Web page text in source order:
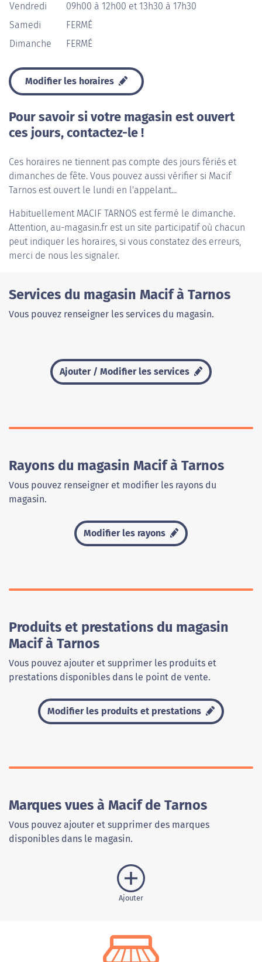
Vendredi
09h00 à 12h00 et 13h30 à 17h30
Samedi
FERMÉ
Dimanche
FERMÉ
Modifier les horaires
Pour savoir si votre magasin est ouvert
ces jours, contactez-le !
Ces horaires ne tiennent pas compte des jours fériés et
dimanches de fête. Vous pouvez aussi vérifier si Macif
Tarnos est ouvert le lundi en l'appelant...
Habituellement MACIF TARNOS est fermé le dimanche.
Attention, au-magasin.fr est un site participatif où chacun
peut indiquer les horaires, si vous constatez des erreurs,
merci de nous les signaler.
Services du magasin Macif à Tarnos
Vous pouvez renseigner les services du magasin.
Ajouter / Modifier les services
Rayons du magasin Macif à Tarnos
Vous pouvez renseigner et modifier les rayons du
magasin.
Modifier les rayons
Produits et prestations du magasin
Macif à Tarnos
Vous pouvez ajouter et supprimer les produits et
prestations disponibles dans le point de vente.
Modifier les produits et prestations
Marques vues à Macif de Tarnos
Vous pouvez ajouter et supprimer des marques
disponibles dans le magasin.
Ajouter